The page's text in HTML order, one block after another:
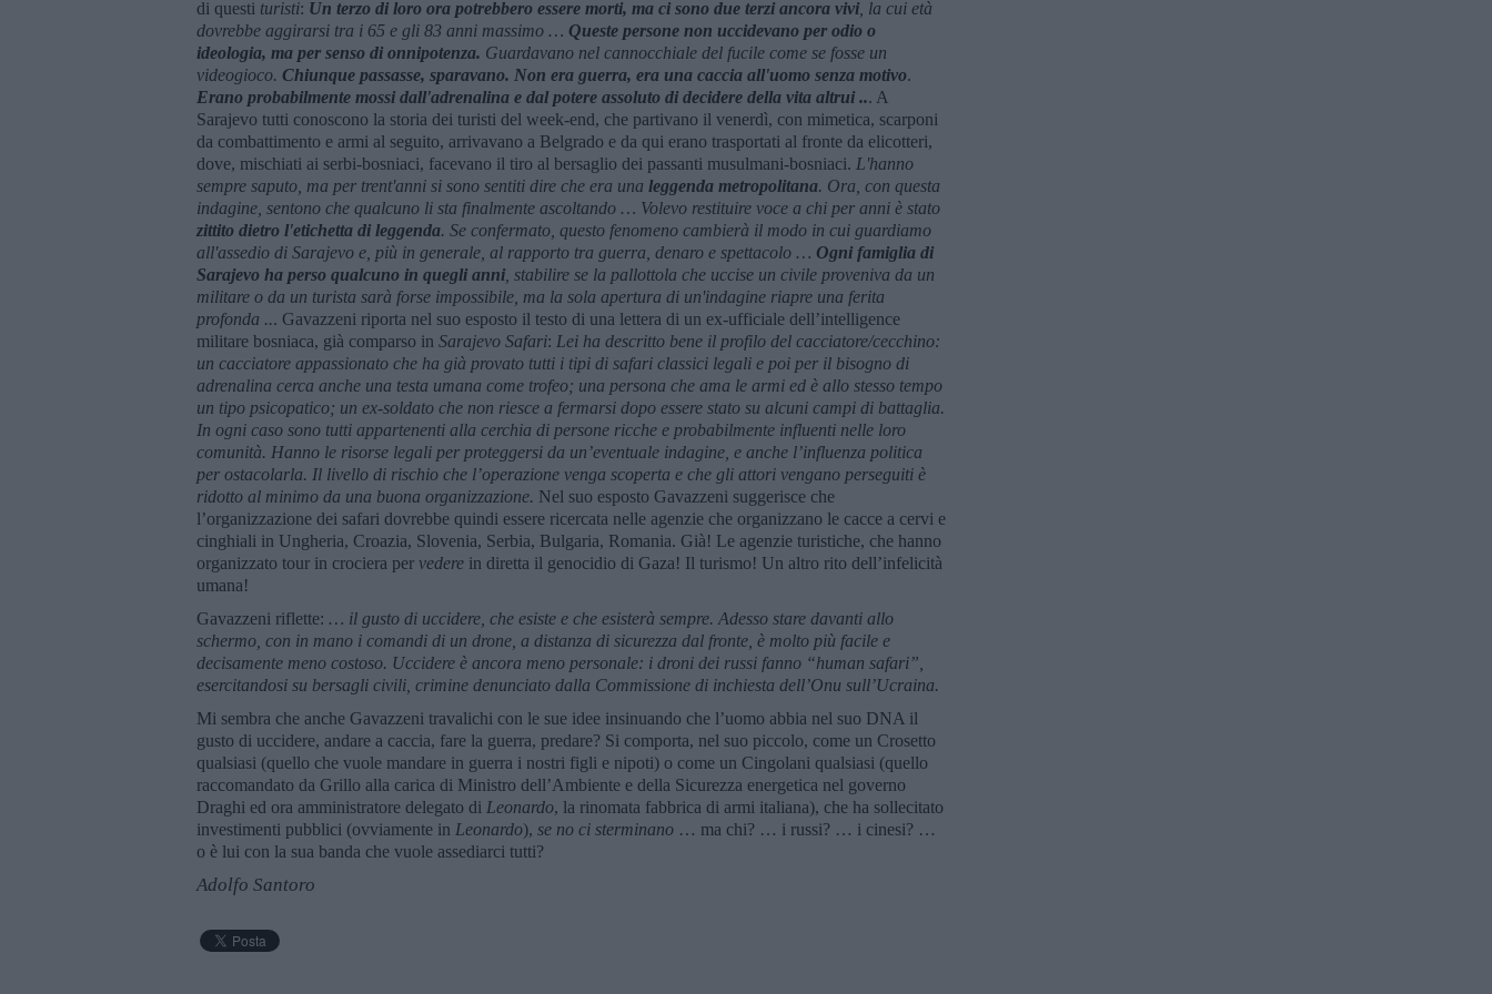
di questi turisti: Un terzo di loro ora potrebbero essere morti, ma ci sono due terzi ancora vivi , la cui età
dovrebbe aggirarsi tra i 65 e gli 83 anni massimo … Queste persone non uccidevano per odio o
ideologia, ma per senso di onnipotenza. Guardavano nel cannocchiale del fucile come se fosse un
videogioco. Chiunque passasse, sparavano. Non era guerra, era una caccia all'uomo senza motivo.
Erano probabilmente mossi dall'adrenalina e dal potere assoluto di decidere della vita altrui ... A
Sarajevo tutti conoscono la storia dei turisti del week-end, che partivano il venerdì, con mimetica, scarponi
da combattimento e armi al seguito, arrivavano a Belgrado e da qui erano trasportati al fronte da elicotteri,
dove, mischiati ai serbi-bosniaci, facevano il tiro al bersaglio dei passanti musulmani-bosniaci. L'hanno
sempre saputo, ma per trent'anni si sono sentiti dire che era una leggenda metropolitana. Ora, con questa
indagine, sentono che qualcuno li sta finalmente ascoltando … Volevo restituire voce a chi per anni è stato
zittito dietro l'etichetta di leggenda. Se confermato, questo fenomeno cambierà il modo in cui guardiamo
all'assedio di Sarajevo e, più in generale, al rapporto tra guerra, denaro e spettacolo … Ogni famiglia di
Sarajevo ha perso qualcuno in quegli anni , stabilire se la pallottola che uccise un civile proveniva da un
militare o da un turista sarà forse impossibile, ma la sola apertura di un'indagine riapre una ferita
profonda ... Gavazzeni riporta nel suo esposto il testo di una lettera di un ex-ufficiale dell’intelligence
militare bosniaca, già comparso in Sarajevo Safari: Lei ha descritto bene il profilo del cacciatore/cecchino:
un cacciatore appassionato che ha già provato tutti i tipi di safari classici legali e poi per il bisogno di
adrenalina cerca anche una testa umana come trofeo; una persona che ama le armi ed è allo stesso tempo
un tipo psicopatico; un ex-soldato che non riesce a fermarsi dopo essere stato su alcuni campi di battaglia.
In ogni caso sono tutti appartenenti alla cerchia di persone ricche e probabilmente influenti nelle loro
comunità. Hanno le risorse legali per proteggersi da un’eventuale indagine, e anche l’influenza politica
per ostacolarla. Il livello di rischio che l’operazione venga scoperta e che gli attori vengano perseguiti è
ridotto al minimo da una buona organizzazione. Nel suo esposto Gavazzeni suggerisce che
l’organizzazione dei safari dovrebbe quindi essere ricercata nelle agenzie che organizzano le cacce a cervi e
cinghiali in Ungheria, Croazia, Slovenia, Serbia, Bulgaria, Romania. Già! Le agenzie turistiche, che hanno
organizzato tour in crociera per vedere in diretta il genocidio di Gaza! Il turismo! Un altro rito dell’infelicità
umana!
Gavazzeni riflette: … il gusto di uccidere, che esiste e che esisterà sempre. Adesso stare davanti allo
schermo, con in mano i comandi di un drone, a distanza di sicurezza dal fronte, è molto più facile e
decisamente meno costoso. Uccidere è ancora meno personale: i droni dei russi fanno “human safari”,
esercitandosi su bersagli civili, crimine denunciato dalla Commissione di inchiesta dell’Onu sull’Ucraina.
Mi sembra che anche Gavazzeni travalichi con le sue idee insinuando che l’uomo abbia nel suo DNA il
gusto di uccidere, andare a caccia, fare la guerra, predare? Si comporta, nel suo piccolo, come un Crosetto
qualsiasi (quello che vuole mandare in guerra i nostri figli e nipoti) o come un Cingolani qualsiasi (quello
raccomandato da Grillo alla carica di Ministro dell’Ambiente e della Sicurezza energetica nel governo
Draghi ed ora amministratore delegato di Leonardo, la rinomata fabbrica di armi italiana), che ha sollecitato
investimenti pubblici (ovviamente in Leonardo), se no ci sterminano … ma chi? … i russi? … i cinesi? …
o è lui con la sua banda che vuole assediarci tutti?
Adolfo Santoro